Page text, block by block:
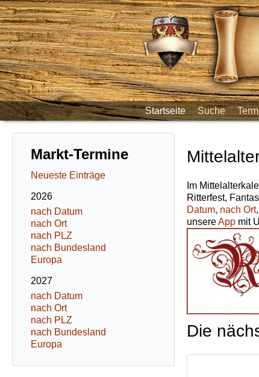
Startseite Suche
Markt-Termine
Neueste Einträge
2026
nach Datum
nach Ort
nach PLZ
nach Bundesland
Europa
2027
nach Datum
nach Ort
nach PLZ
nach Bundesland
Europa
Im
Ritterfest,
Datum, nach Ort,
unsereApp mit
Die